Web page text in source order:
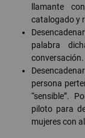
llamante
catalogado y
palabra
conversación.
persona
“sensible”.
piloto para
mujeres con